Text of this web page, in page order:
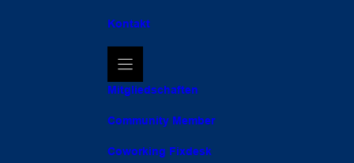
Kontakt
Mitgliedschaften
Community Member
Coworking Fixdesk